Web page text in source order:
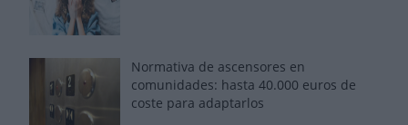
Normativa de ascensores en
comunidades: hasta 40.000 euros de
coste para adaptarlos